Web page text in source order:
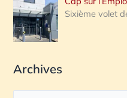
Sixième volet
Archives